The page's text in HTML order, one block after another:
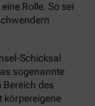
Rolle. So sei
Schicksal
sogenannte
Bereich des
körpereigene